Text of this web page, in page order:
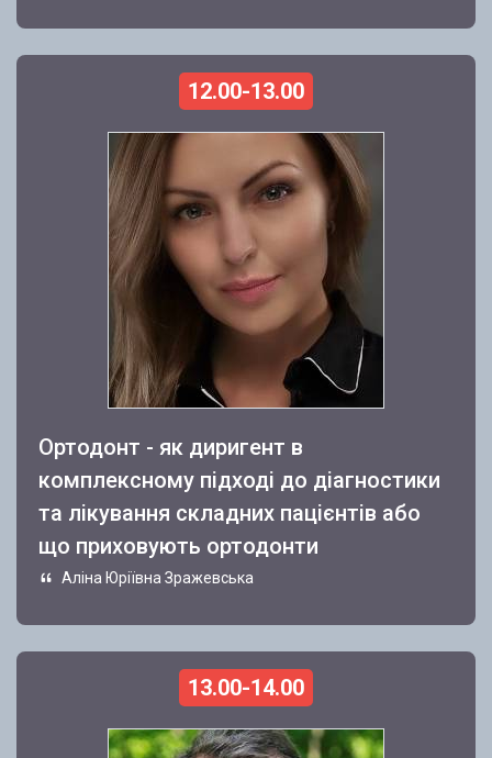
12.00-13.00
Ортодонт - як диригент в
комплексному підході до діагностики
та лікування складних пацієнтів або
що приховують ортодонти
Аліна Юріївна Зражевська
13.00-14.00